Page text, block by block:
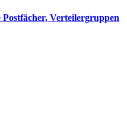
Verteilergruppen